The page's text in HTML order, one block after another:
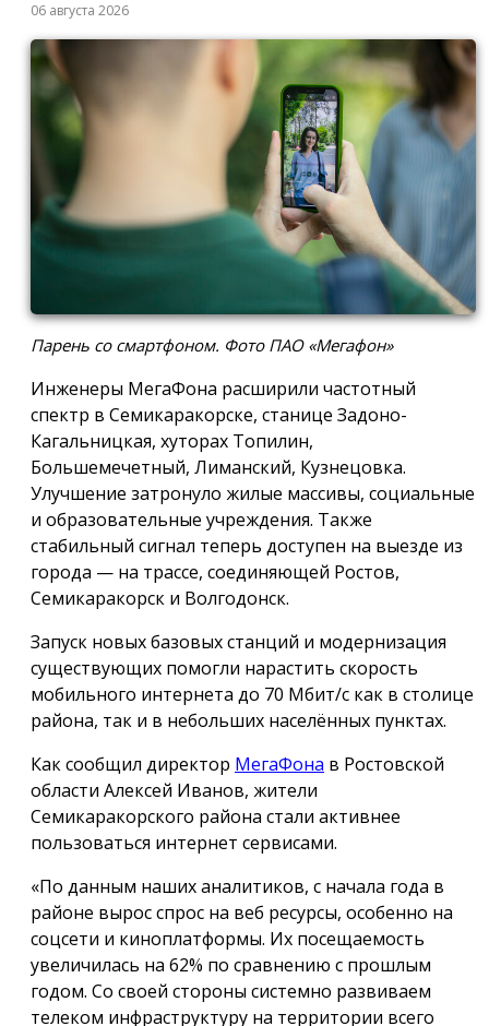
06 августа 2026
Парень со смартфоном. Фото ПАО «Мегафон»
Инженеры МегаФона расширили частотный
спектр в Семикаракорске, станице Задоно-
Кагальницкая, хуторах Топилин,
Большемечетный, Лиманский, Кузнецовка.
Улучшение затронуло жилые массивы, социальные
и образовательные учреждения. Также
стабильный сигнал теперь доступен на выезде из
города — на трассе, соединяющей Ростов,
Семикаракорск и Волгодонск.
Запуск новых базовых станций и модернизация
существующих помогли нарастить скорость
мобильного интернета до 70 Мбит/с как в столице
района, так и в небольших населённых пунктах.
Как сообщил директор МегаФона в Ростовской
области Алексей Иванов, жители
Семикаракорского района стали активнее
пользоваться интернет сервисами.
«По данным наших аналитиков, с начала года в
районе вырос спрос на веб ресурсы, особенно на
соцсети и киноплатформы. Их посещаемость
увеличилась на 62% по сравнению с прошлым
годом. Со своей стороны системно развиваем
телеком инфраструктуру на территории всего